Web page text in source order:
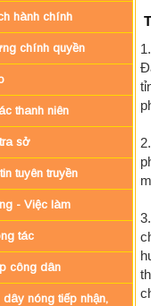
hành chính
chính quyền
thanh niên
sở
tuyên truyền
- Việc làm
tác
công dân
nóng tiếp nhận,